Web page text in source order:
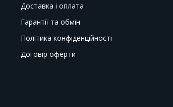
Доставка і оплата
Гарантії та обмін
Політика конфіденційності
Договір оферти